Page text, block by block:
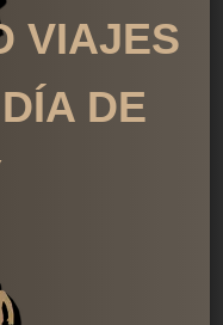
VIAJES
DE